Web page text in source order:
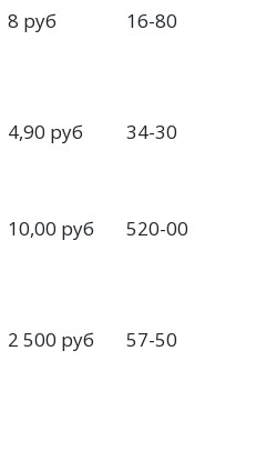
8 руб 16-80
4,90 руб 34-30
10,00 руб 520-00
2 500 руб 57-50